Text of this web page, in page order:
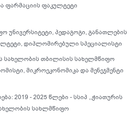
ფარმაციის ფაკულტეტი
უნივერსიტეტი, პედაგოგი, განათლების
დიპლომირებული სპეციალისტი
სახელობის თბილისის სახელმწიფო
მიკროეკონომიკა და მენეჯმენტი
2019 - 2025 წლები - სსიპ ,,ჭიათურის
სახლმწიფო